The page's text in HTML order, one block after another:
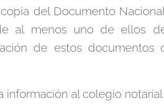
del Documento
al menos uno de ellos
de estos
información al colegio